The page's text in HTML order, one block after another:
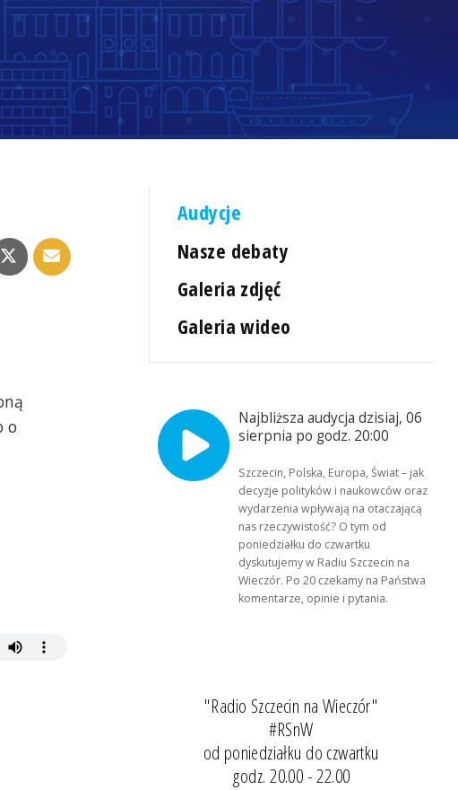
o
Audycje
Nasze debaty
Galeria zdjęć
Galeria wideo
Najbliższa audycja dzisiaj, 06
sierpnia po godz. 20:00
Szczecin, Polska, Europa, Świat – jak
decyzje polityków i naukowców oraz
wydarzenia wpływają na otaczającą
nas rzeczywistość? O tym od
poniedziałku do czwartku
dyskutujemy w Radiu Szczecin na
Wieczór. Po 20 czekamy na Państwa
komentarze, opinie i pytania.
"Radio Szczecin na Wieczór"
#RSnW
od poniedziałku do czwartku
godz. 20.00 - 22.00